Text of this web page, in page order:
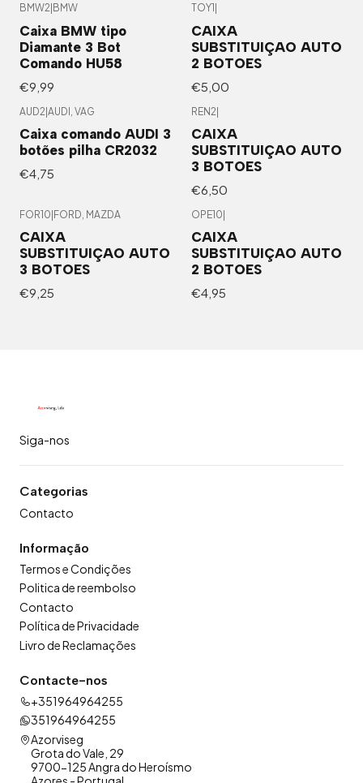
BMW2 BMW
Caixa BMW tipo
Diamante 3 Bot
Comando HU58
€9,99
TOY1
CAIXA
SUBSTITUIÇAO AUTO
2 BOTOES
€5,00
AUD2|AUDI, VAG
Caixa comando AUDI 3
botões pilha CR2032
€4,75
REN2|
CAIXA
SUBSTITUIÇAO AUTO
3 BOTOES
€6,50
FOR10 FORD, MAZDA
CAIXA
SUBSTITUIÇAO AUTO
3 BOTOES
€9,25
OPE10
CAIXA
SUBSTITUIÇAO AUTO
2 BOTOES
€4,95
Siga-nos
Categorias
Contacto
Informação
Termos e Condições
Politica de reembolso
Contacto
Política de Privacidade
Livro de Reclamações
Contacte-nos
+351964964255
351964964255
Azorviseg
Grota do Vale, 29
9700-125 Angra do Heroísmo